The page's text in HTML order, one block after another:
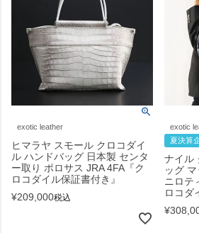
exotic leather
ヒマラヤ スモール クロコダイ
ル ハンドバッグ 日本製 センタ
ー取り ポロサス JRA 4FA『ク
ロコダイル保証書付き』
¥209,000税込
exotic
夏決算
ナイル
ッグ
ニロテ
ロコダ
¥